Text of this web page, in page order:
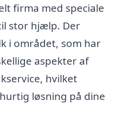
firma med speciale
stor hjælp. Der
i området, som har
aspekter af
hvilket
løsning på dine